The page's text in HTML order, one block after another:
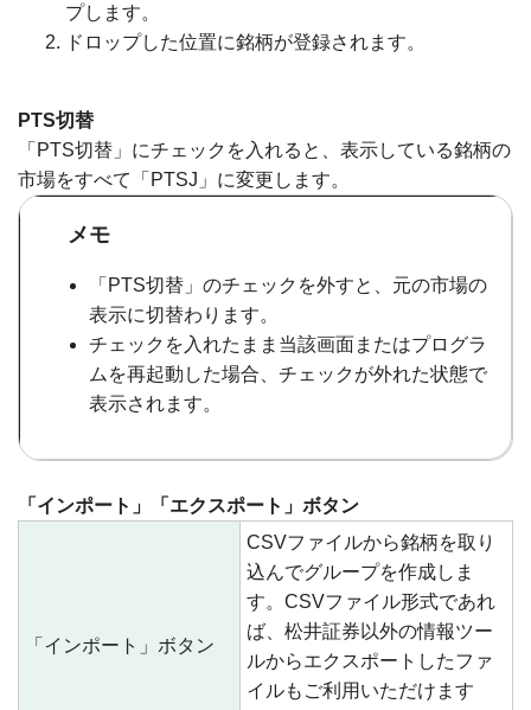
プします。
ドロップした位置に銘柄が登録されます。
PTS切替
「PTS切替」にチェックを入れると、表示している銘柄の
市場をすべて「PTSJ」に変更します。
メモ
「PTS切替」のチェックを外すと、元の市場の
表示に切替わります。
チェックを入れたまま当該画面またはプログラ
ムを再起動した場合、チェックが外れた状態で
表示されます。
「インポート」「エクスポート」ボタン
「インポート」ボタン
CSVファイルから銘柄を取り
込んでグループを作成しま
す。CSVファイル形式であれ
ば、松井証券以外の情報ツー
ルからエクスポートしたファ
イルもご利用いただけます